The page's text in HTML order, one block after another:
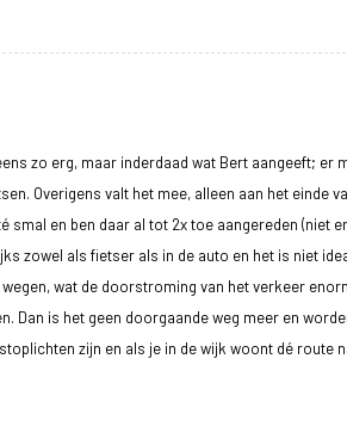
zo erg, maar inderdaad wat Bert aangeeft; er
Overigens valt het mee, alleen aan het einde
smal en ben daar al tot 2x toe aangereden (niet
zowel als fietser als in de auto en het is niet
wat de doorstroming van het verkeer
Dan is het geen doorgaande weg meer en
zijn en als je in de wijk woont dé route